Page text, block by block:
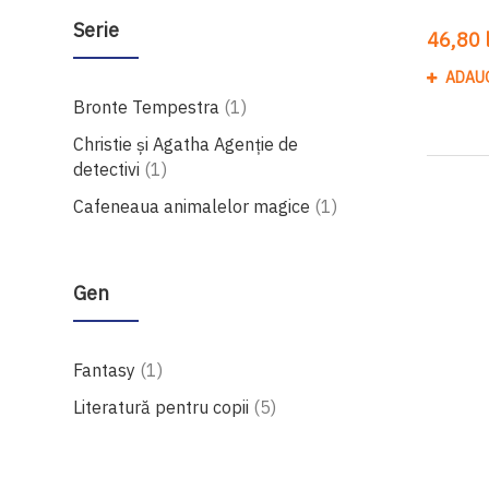
Serie
Bronte Tempestra 1produs
Christie și Agatha Agenție de
detectivi 1produs
Cafeneaua animalelor magice 1produs
Gen
Fantasy 1produs
Literatură pentru copii
5produse
46,80